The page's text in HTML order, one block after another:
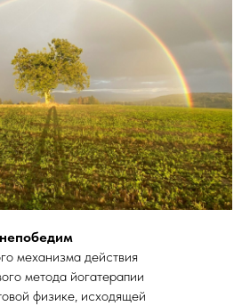
механизма действия
метода йогатерапии
физике, исходящей